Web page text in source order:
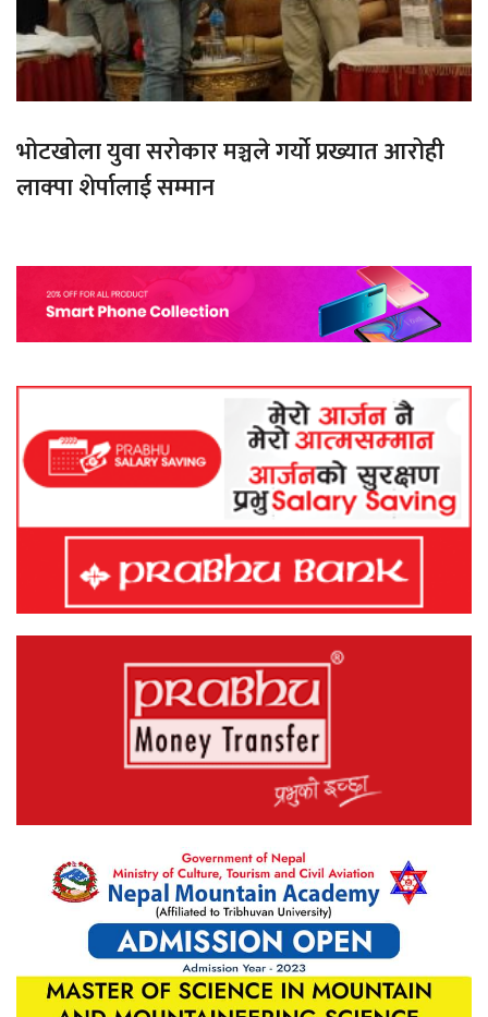
भोटखोला युवा सरोकार मञ्चले गर्यो प्रख्यात आरोही
लाक्पा शेर्पालाई सम्मान